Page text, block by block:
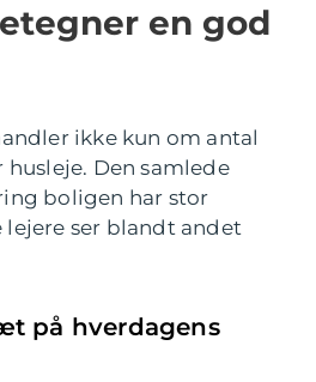
en god
ikke kun om antal
Den samlede
boligen har stor
ser blandt andet
på hverdagens